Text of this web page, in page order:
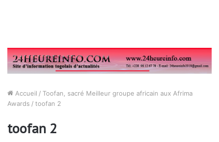
Accueil / Toofan, sacré Meilleur groupe africain aux Afrima
Awards / toofan 2
toofan 2